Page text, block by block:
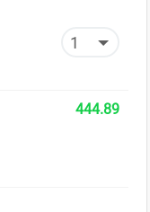
444.89